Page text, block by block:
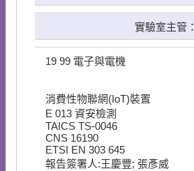
實驗室主管：
19 99 電子與電機
消費性物聯網(IoT)裝置
E 013 資安檢測
TAICS TS-0046
CNS 16190
ETSI EN 303 645
報告簽署人:王慶豐; 張彥威